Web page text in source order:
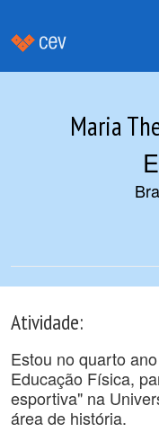
Maria
Atividade:
Estou no quarto
Educação Física,
esportiva" na
área de história.